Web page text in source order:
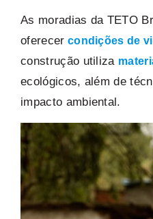
As moradias da TETO
oferecer condições de
construção utiliza
ecológicos, além de
impacto ambiental.